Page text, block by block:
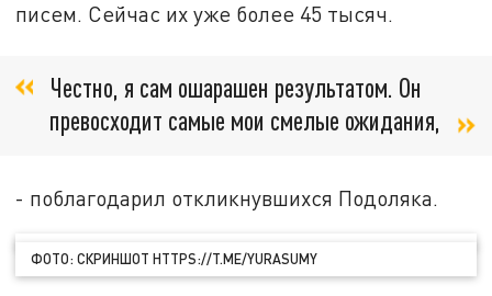
писем. Сейчас их уже более 45 тысяч.
Честно, я сам ошарашен результатом. Он
превосходит самые мои смелые ожидания,
- поблагодарил откликнувшихся Подоляка.
ФОТО: СКРИНШОТ HTTPS://T.ME/YURASUMY